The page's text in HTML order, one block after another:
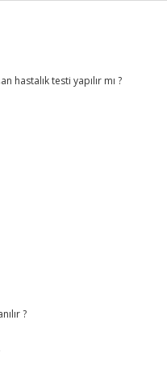
hastalık testi yapılır mı ?
?